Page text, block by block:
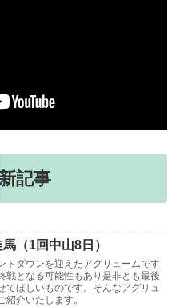
記事
（1回中山8日）
トダウンを迎えたアグリュームです
戦となる可能性もあり是非とも最後
てほしいものです。そんなアグリュ
紹介いたします。